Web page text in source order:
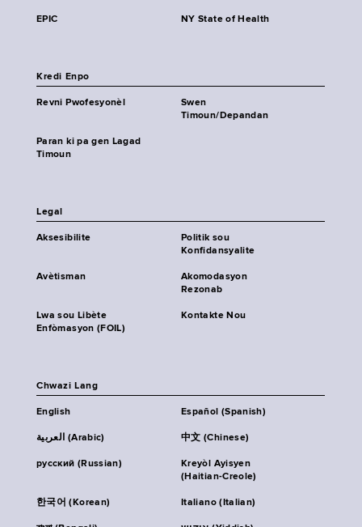
EPIC NY State of Health
Kredi Enpo
Revni Pwofesyonèl
Swen
Timoun/Depandan
Paran ki pa gen Lagad
Timoun
Legal
Aksesibilite
Politik sou
Konfidansyalite
Avètisman
Akomodasyon
Rezonab
Lwa sou Libète
Enfòmasyon (FOIL)
Kontakte Nou
Chwazi Lang
English Español (Spanish)
العربية (Arabic) 中文 (Chinese)
русский (Russian)
Kreyòl Ayisyen
(Haitian-Creole)
한국어 (Korean) Italiano (Italian)